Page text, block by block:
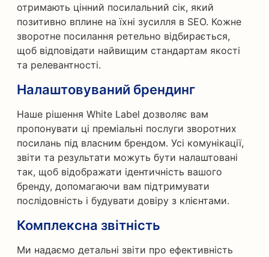
отримають цінний посилальний сік, який
позитивно вплине на їхні зусилля в SEO. Кожне
зворотне посилання ретельно відбирається,
щоб відповідати найвищим стандартам якості
та релевантності.
Налаштовуваний брендинг
Наше рішення White Label дозволяє вам
пропонувати ці преміальні послуги зворотних
посилань під власним брендом. Усі комунікації,
звіти та результати можуть бути налаштовані
так, щоб відображати ідентичність вашого
бренду, допомагаючи вам підтримувати
послідовність і будувати довіру з клієнтами.
Комплексна звітність
Ми надаємо детальні звіти про ефективність